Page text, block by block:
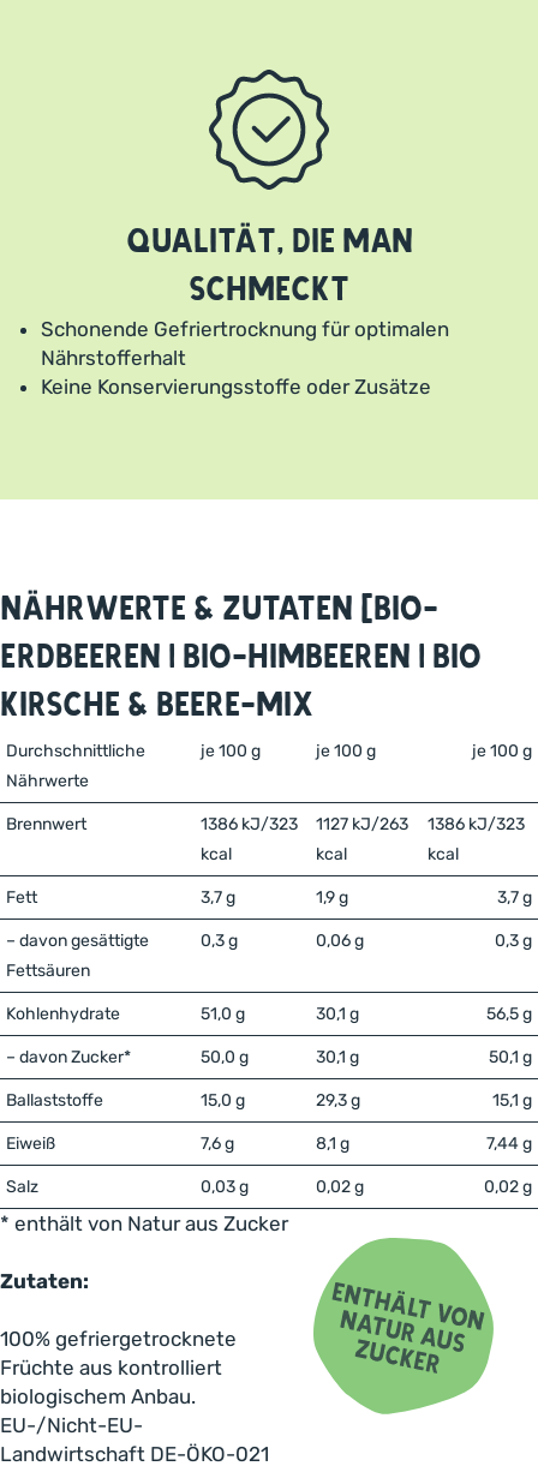
Qualität, die man
schmeckt
Schonende Gefriertrocknung für optimalen
Nährstofferhalt
Keine Konservierungsstoffe oder Zusätze
Nährwerte & Zutaten (Bio-
Erdbeeren | Bio-Himbeeren | Bio
Kirsche & Beere-Mix
Durchschnittliche
Nährwerte
je 100 g je 100 g je 100 g
Brennwert
1386 kJ/323
kcal
1127 kJ/263
kcal
1386 kJ/323
kcal
Fett 3,7 g 1,9 g 3,7 g
– davon gesättigte
Fettsäuren
0,3 g 0,06 g 0,3 g
Kohlenhydrate 51,0 g 30,1 g 56,5 g
– davon Zucker* 50,0 g 30,1 g 50,1 g
Ballaststoffe 15,0 g 29,3 g 15,1 g
Eiweiß 7,6 g 8,1 g 7,44 g
Salz 0,03 g 0,02 g 0,02 g
* enthält von Natur aus Zucker
Zutaten:
100% gefriergetrocknete
Früchte aus kontrolliert
biologischem Anbau.
EU-/Nicht-EU-
Landwirtschaft DE-ÖKO-021